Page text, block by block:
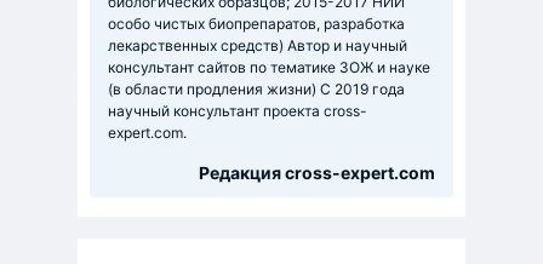
особо чистых биопрепаратов, разработка
лекарственных средств) Автор и научный
консультант сайтов по тематике ЗОЖ и науке
(в области продления жизни) C 2019 года
научный консультант проекта cross-
expert.com.
Редакция cross-expert.com